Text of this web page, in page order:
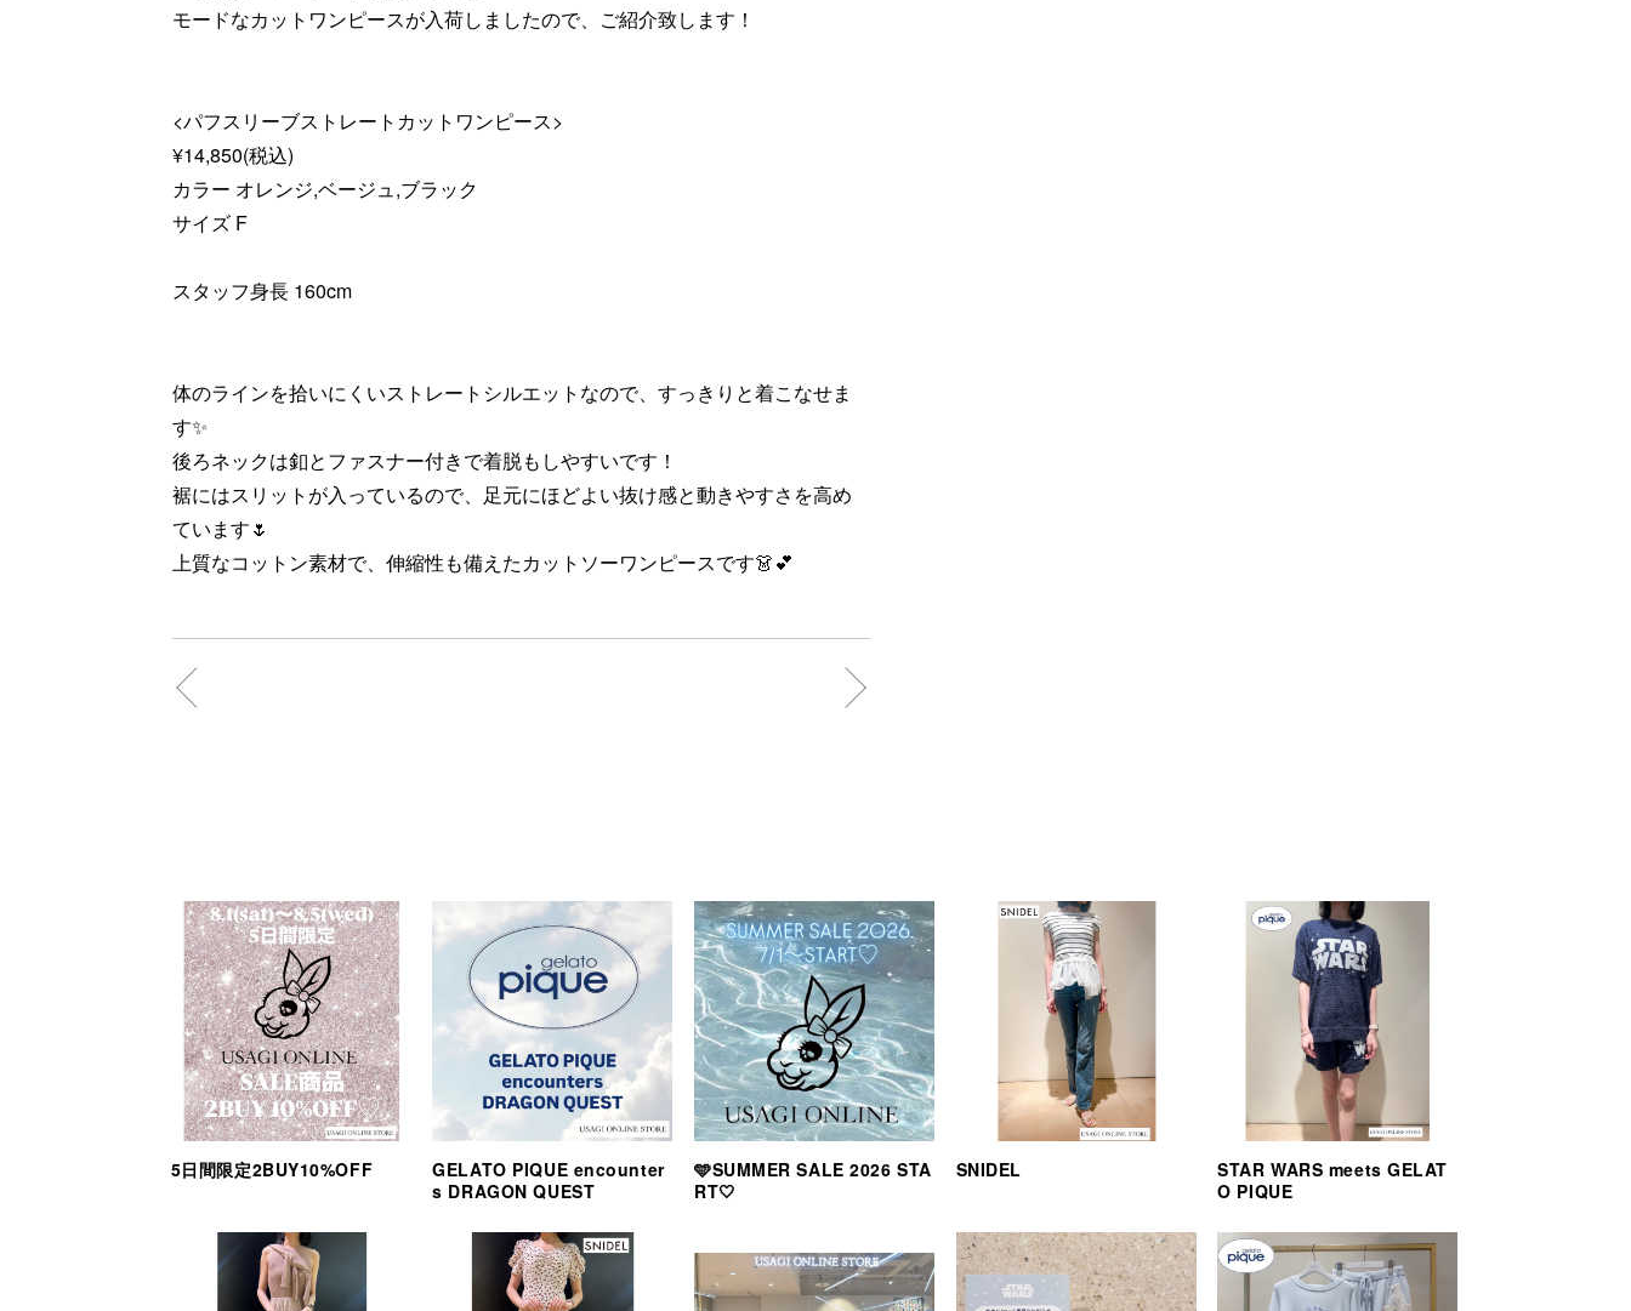
モードなカットワンピースが入荷しましたので、ご紹介致します！
<パフスリーブストレートカットワンピース>
¥14,850(税込)
カラー オレンジ,ベージュ,ブラック
サイズ F
スタッフ身長 160cm
体のラインを拾いにくいストレートシルエットなので、すっきりと着こなせま
す✨
後ろネックは釦とファスナー付きで着脱もしやすいです！
裾にはスリットが入っているので、足元にほどよい抜け感と動きやすさを高め
ています🌷
上質なコットン素材で、伸縮性も備えたカットソーワンピースです👗💕
5日間限定2BUY10%OFF
GELATO PIQUE encounter
s DRAGON QUEST
🩵SUMMER SALE 2026 STA
RT🤍
SNIDEL
STAR WARS meets GELAT
O PIQUE